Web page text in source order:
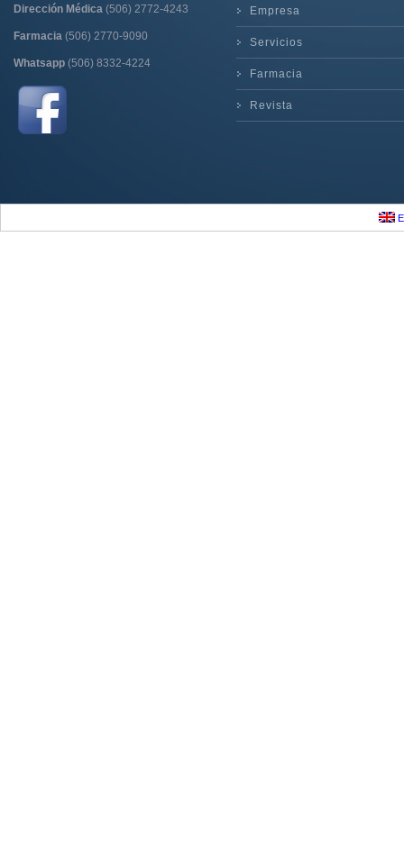
Dirección Médica (506) 2772-4243
Farmacia (506) 2770-9090
Whatsapp (506) 8332-4224
Empresa
Servicios
Farmacia
Revista